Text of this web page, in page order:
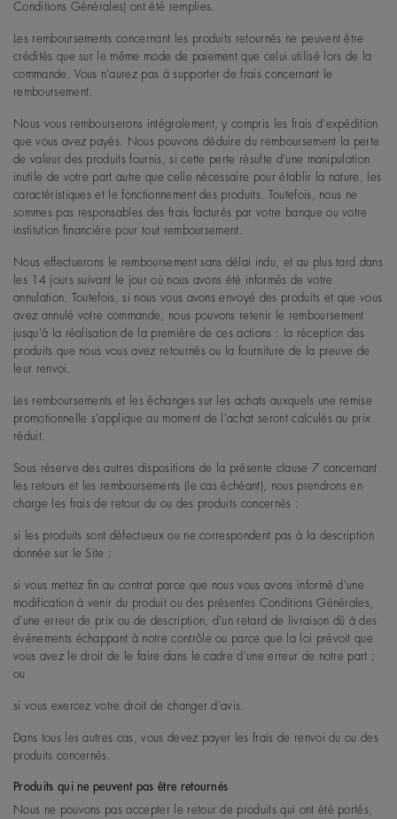
Conditions Générales) ont été remplies.
Les remboursements concernant les produits retournés ne peuvent être
crédités que sur le même mode de paiement que celui utilisé lors de la
commande. Vous n'aurez pas à supporter de frais concernant le
remboursement.
Nous vous rembourserons intégralement, y compris les frais d'expédition
que vous avez payés. Nous pouvons déduire du remboursement la perte
de valeur des produits fournis, si cette perte résulte d'une manipulation
inutile de votre part autre que celle nécessaire pour établir la nature, les
caractéristiques et le fonctionnement des produits. Toutefois, nous ne
sommes pas responsables des frais facturés par votre banque ou votre
institution financière pour tout remboursement.
Nous effectuerons le remboursement sans délai indu, et au plus tard dans
les 14 jours suivant le jour où nous avons été informés de votre
annulation. Toutefois, si nous vous avons envoyé des produits et que vous
avez annulé votre commande, nous pouvons retenir le remboursement
jusqu'à la réalisation de la première de ces actions : la réception des
produits que nous vous avez retournés ou la fourniture de la preuve de
leur renvoi.
Les remboursements et les échanges sur les achats auxquels une remise
promotionnelle s'applique au moment de l'achat seront calculés au prix
réduit.
Sous réserve des autres dispositions de la présente clause 7 concernant
les retours et les remboursements (le cas échéant), nous prendrons en
charge les frais de retour du ou des produits concernés :
si les produits sont défectueux ou ne correspondent pas à la description
donnée sur le Site ;
si vous mettez fin au contrat parce que nous vous avons informé d'une
modification à venir du produit ou des présentes Conditions Générales,
d'une erreur de prix ou de description, d'un retard de livraison dû à des
événements échappant à notre contrôle ou parce que la loi prévoit que
vous avez le droit de le faire dans le cadre d'une erreur de notre part ;
ou
si vous exercez votre droit de changer d'avis.
Dans tous les autres cas, vous devez payer les frais de renvoi du ou des
produits concernés.
Produits qui ne peuvent pas être retournés
Nous ne pouvons pas accepter le retour de produits qui ont été portés,